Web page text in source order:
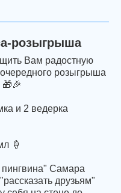
розыгрыша
Вам радостную
розыгрыша
🎁🎉
и 2 ведерка
🍦
пингвина" Самара
друзьям"